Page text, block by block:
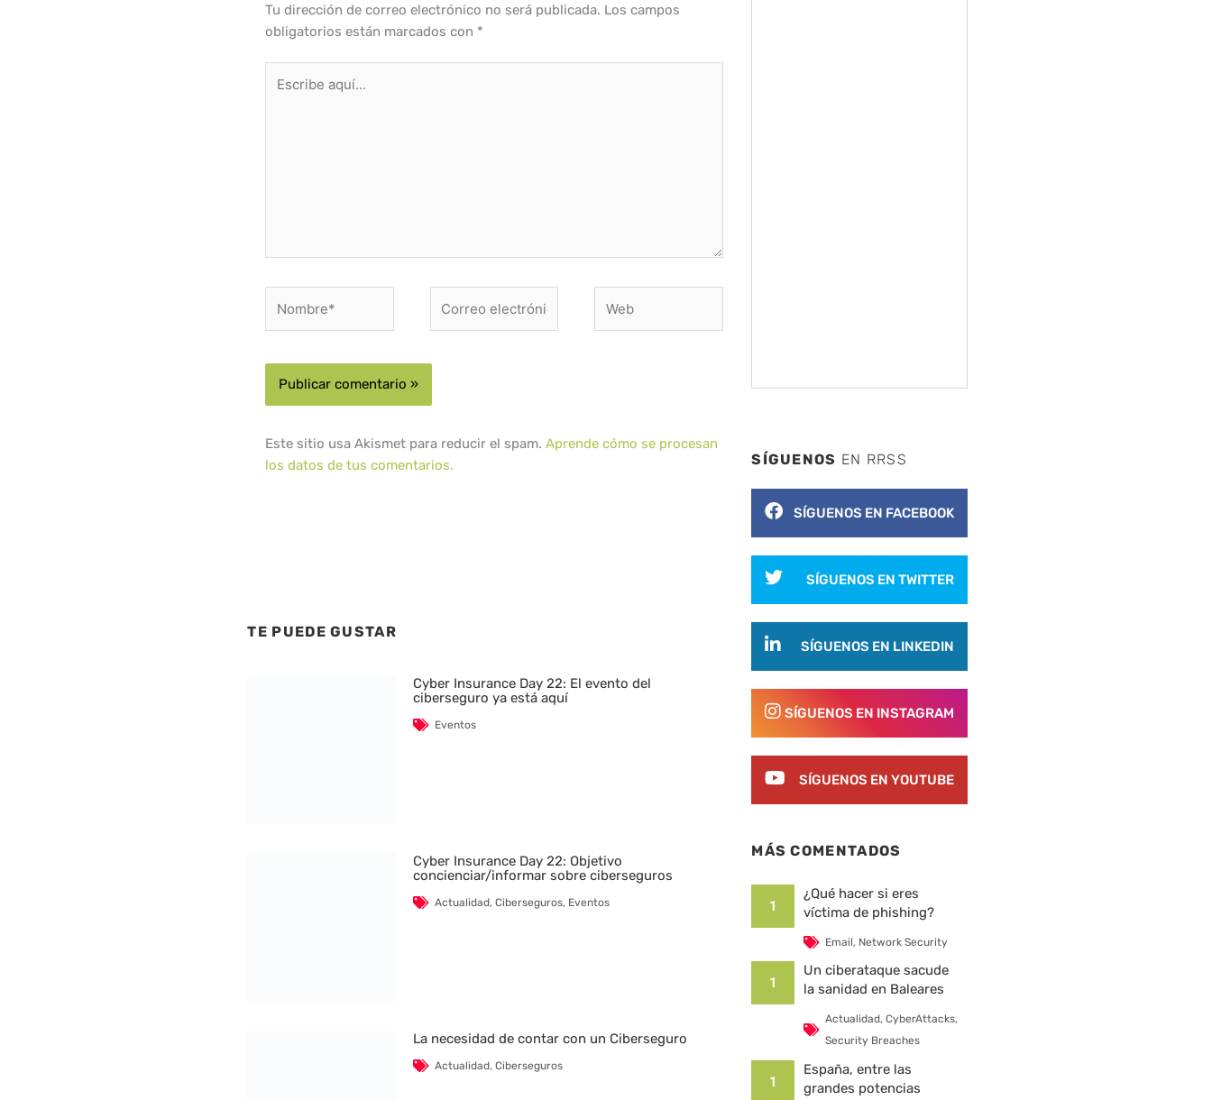
Tu dirección de correo electrónico no será publicada. Los campos
obligatorios están marcados con *
aquí...
electrónico*
Este sitio usa Akismet para reducir el spam.Aprende cómo se procesan
los datos de tus comentarios.
TE PUEDE GUSTAR
Cyber Insurance Day 22: El evento del
ciberseguro ya está aquí
Eventos
Cyber Insurance Day 22: Objetivo
concienciar/informar sobre ciberseguros
Actualidad, Ciberseguros, Eventos
La necesidad de contar con un Ciberseguro
Actualidad, Ciberseguros
SÍGUENOS EN RRSS
SÍGUENOS EN FACEBOOK
SÍGUENOS EN TWITTER
SÍGUENOS EN LINKEDIN
SÍGUENOS EN INSTAGRAM
SÍGUENOS EN YOUTUBE
MÁS COMENTADOS
1
¿Qué hacer si eres
víctima de phishing?
Email, Network Security
1
Un ciberataque sacude
la sanidad en Baleares
Actualidad, CyberAttacks,
Security Breaches
1
España, entre las
grandes potencias